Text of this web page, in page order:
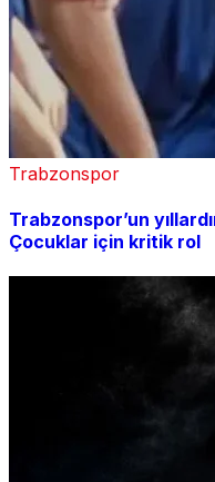
Trabzonspor
Trabzonspor’un
Çocuklar için kritik rol